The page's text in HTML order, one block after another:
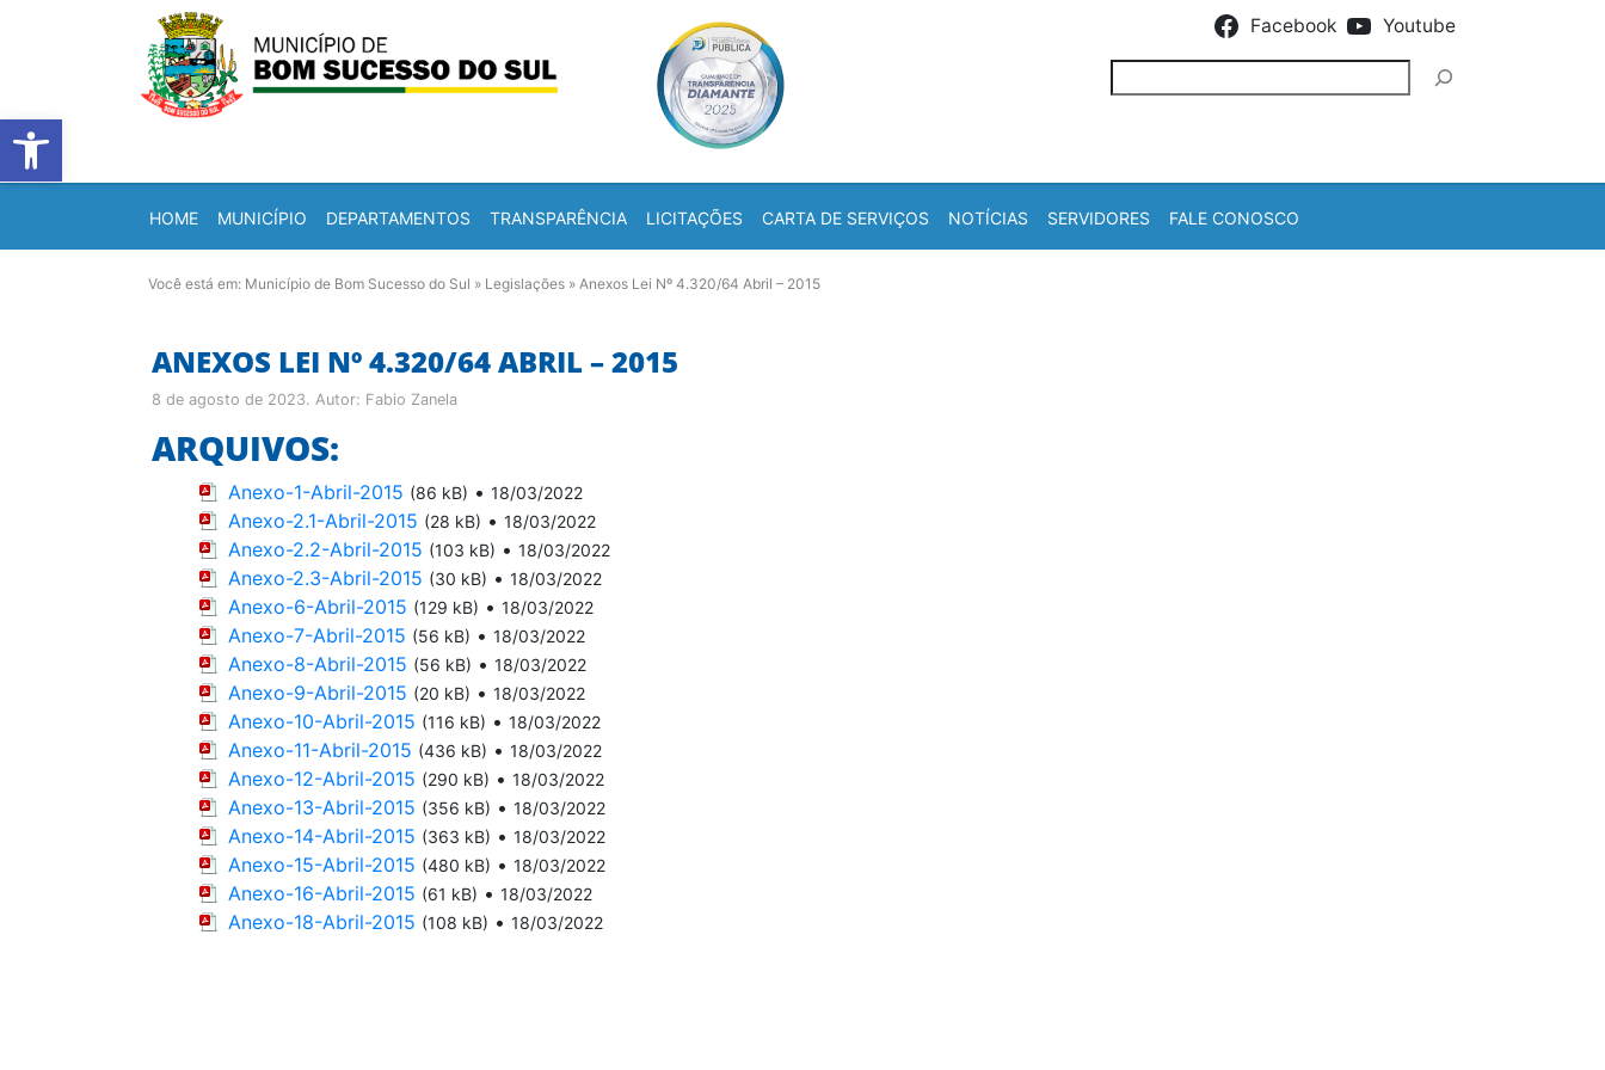
Barra de Ferramentas Aberta
Facebook Youtube
HOME MUNICÍPIO DEPARTAMENTOS TRANSPARÊNCIA LICITAÇÕES CARTA DE SERVIÇOS NOTÍCIAS SERVIDORES FALE CONOSCO
Você está em: Município de Bom Sucesso do Sul » Legislações » Anexos Lei Nº 4.320/64 Abril – 2015
ANEXOS LEI Nº 4.320/64 ABRIL – 2015
8 de agosto de 2023. Autor: Fabio Zanela
ARQUIVOS:
Anexo-1-Abril-2015 (86 kB) • 18/03/2022
Anexo-2.1-Abril-2015 (28 kB) • 18/03/2022
Anexo-2.2-Abril-2015 (103 kB) • 18/03/2022
Anexo-2.3-Abril-2015 (30 kB) • 18/03/2022
Anexo-6-Abril-2015 (129 kB) • 18/03/2022
Anexo-7-Abril-2015 (56 kB) • 18/03/2022
Anexo-8-Abril-2015 (56 kB) • 18/03/2022
Anexo-9-Abril-2015 (20 kB) • 18/03/2022
Anexo-10-Abril-2015 (116 kB) • 18/03/2022
Anexo-11-Abril-2015 (436 kB) • 18/03/2022
Anexo-12-Abril-2015 (290 kB) • 18/03/2022
Anexo-13-Abril-2015 (356 kB) • 18/03/2022
Anexo-14-Abril-2015 (363 kB) • 18/03/2022
Anexo-15-Abril-2015 (480 kB) • 18/03/2022
Anexo-16-Abril-2015 (61 kB) • 18/03/2022
Anexo-18-Abril-2015 (108 kB) • 18/03/2022